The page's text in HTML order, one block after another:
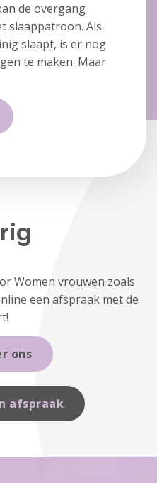
de overgang
slaappatroon. Als
slaapt, is er nog
te maken. Maar
Women vrouwen zoals
een afspraak met de
ons
afspraak